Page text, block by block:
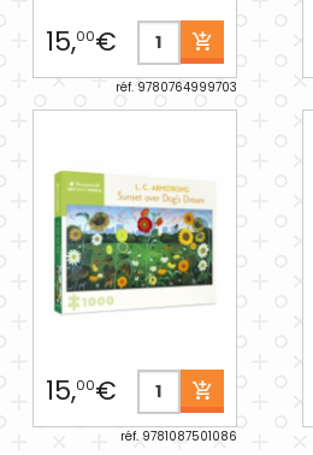
15,00€
réf. 9780764999703
15,00€
réf. 9781087501086